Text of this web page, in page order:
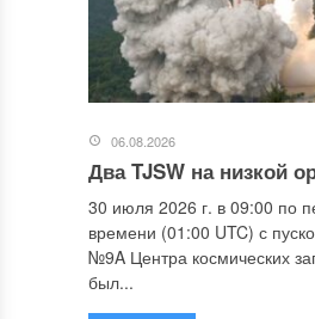
06.08.2026
Два TJSW на низкой
30 июля 2026 г. в 09:00 по
времени (01:00 UTC) с
№9A Центра космических
был...